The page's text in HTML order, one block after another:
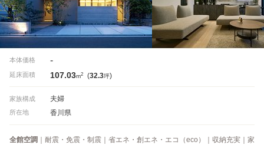
本体価格 -
延床面積 107.03m2 (32.3坪)
家族構成 夫婦
所在地 香川県
全館空調 ｜耐震・免震・制震｜省エネ・創エネ・エコ（eco）｜収納充実｜家